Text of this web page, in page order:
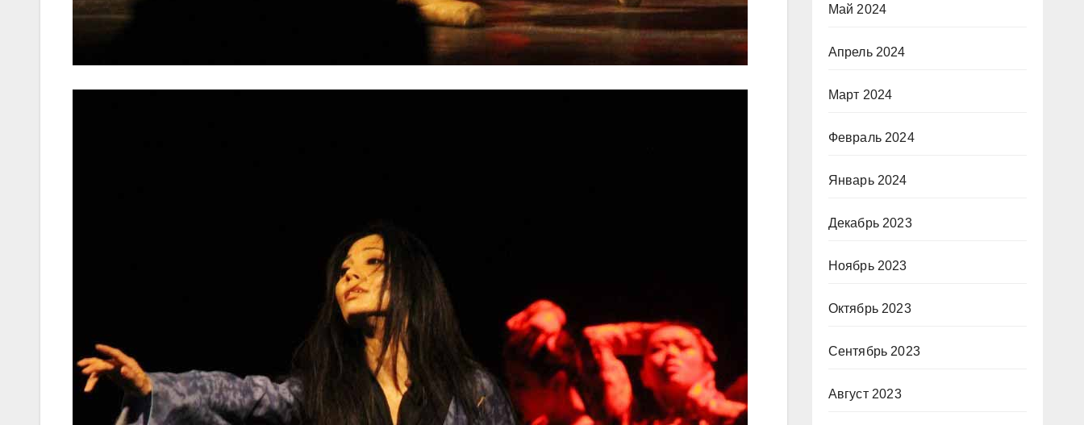
Май 2024
Апрель 2024
Март 2024
Февраль 2024
Январь 2024
Декабрь 2023
Ноябрь 2023
Октябрь 2023
Сентябрь 2023
Август 2023